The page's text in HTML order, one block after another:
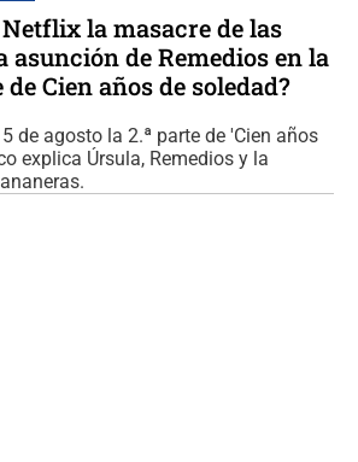
la masacre de las
asunción de Remedios en la
Cien años de soledad?
de agosto la 2.ª parte de 'Cien años
explica Úrsula, Remedios y la